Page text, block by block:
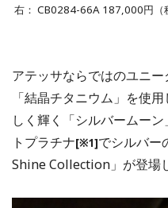
右： CB0284-66A 187,000円
アテッサならではのユニ
「結晶チタニウム」を使
しく輝く「シルバームー
トプラチナ[※1]でシルバ
Shine Collection」が登場